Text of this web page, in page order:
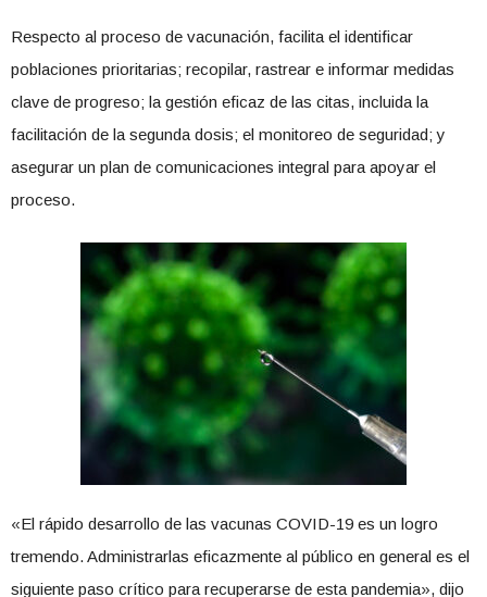
Respecto al proceso de vacunación, facilita el identificar
poblaciones prioritarias; recopilar, rastrear e informar medidas
clave de progreso; la gestión eficaz de las citas, incluida la
facilitación de la segunda dosis; el monitoreo de seguridad; y
asegurar un plan de comunicaciones integral para apoyar el
proceso.
«El rápido desarrollo de las vacunas COVID-19 es un logro
tremendo. Administrarlas eficazmente al público en general es el
siguiente paso crítico para recuperarse de esta pandemia», dijo